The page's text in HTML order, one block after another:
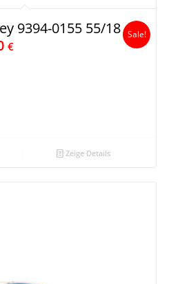
9394-0155 55/18
€
Sale!
Zeige Details